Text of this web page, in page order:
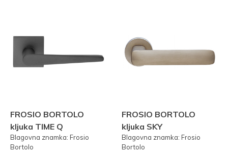
FROSIO BORTOLO
kljuka TIME Q
Blagovna znamka: Frosio
Bortolo
FROSIO BORTOLO
kljuka SKY
Blagovna znamka: Frosio
Bortolo